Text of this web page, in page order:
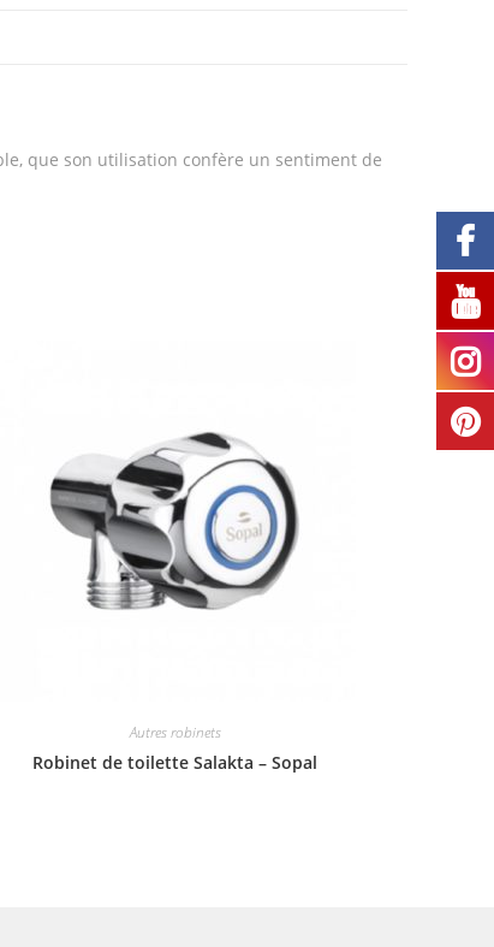
que son utilisation confère un sentiment de
Autres robinets
Robinet de toilette Salakta – Sopal